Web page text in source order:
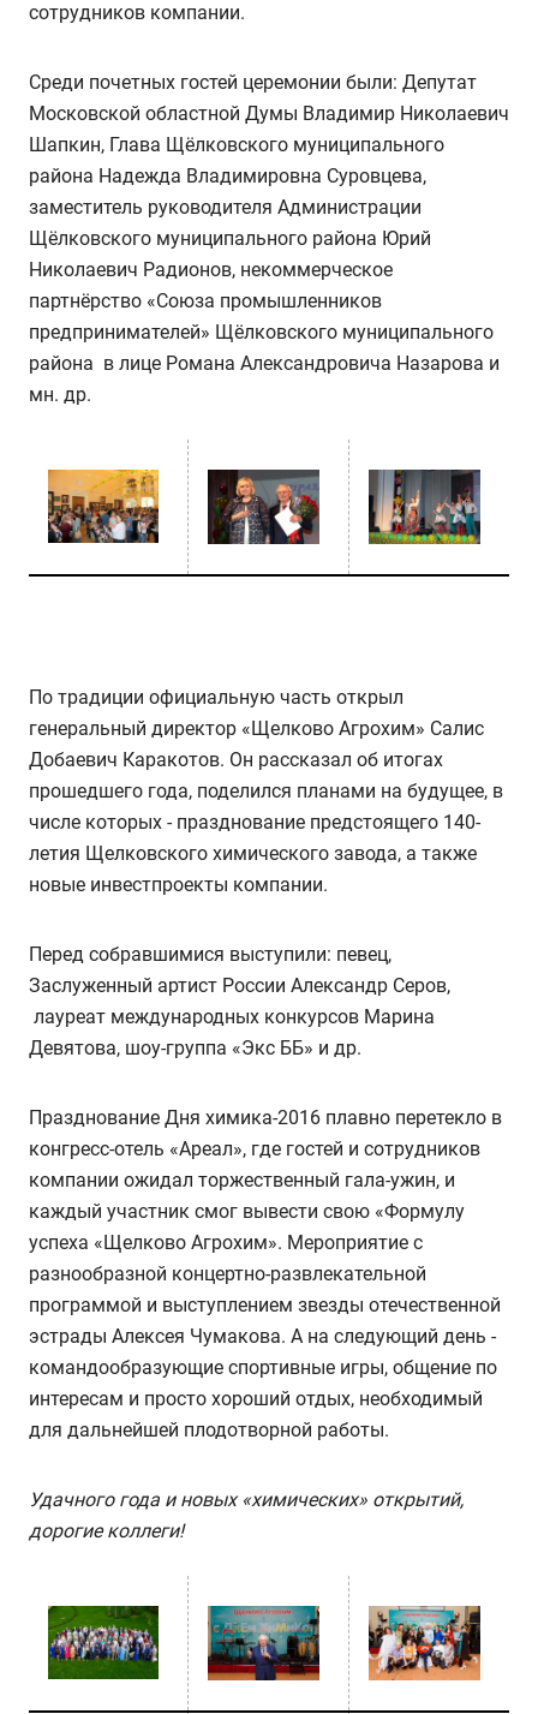
сотрудников компании.
Среди почетных гостей церемонии были: Депутат
Московской областной Думы Владимир Николаевич
Шапкин, Глава Щёлковского муниципального
района Надежда Владимировна Суровцева,
заместитель руководителя Администрации
Щёлковского муниципального района Юрий
Николаевич Радионов, некоммерческое
партнёрство «Союза промышленников
предпринимателей» Щёлковского муниципального
района в лице Романа Александровича Назарова и
мн. др.
По традиции официальную часть открыл
генеральный директор «Щелково Агрохим» Салис
Добаевич Каракотов. Он рассказал об итогах
прошедшего года, поделился планами на будущее, в
числе которых - празднование предстоящего 140-
летия Щелковского химического завода, а также
новые инвестпроекты компании.
Перед собравшимися выступили: певец,
Заслуженный артист России Александр Серов,
лауреат международных конкурсов Марина
Девятова, шоу-группа «Экс ББ» и др.
Празднование Дня химика-2016 плавно перетекло в
конгресс-отель «Ареал», где гостей и сотрудников
компании ожидал торжественный гала-ужин, и
каждый участник смог вывести свою «Формулу
успеха «Щелково Агрохим». Мероприятие с
разнообразной концертно-развлекательной
программой и выступлением звезды отечественной
эстрады Алексея Чумакова. А на следующий день -
командообразующие спортивные игры, общение по
интересам и просто хороший отдых, необходимый
для дальнейшей плодотворной работы.
Удачного года и новых «химических» открытий,
дорогие коллеги!